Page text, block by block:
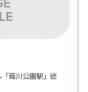
葭川公園駅」徒